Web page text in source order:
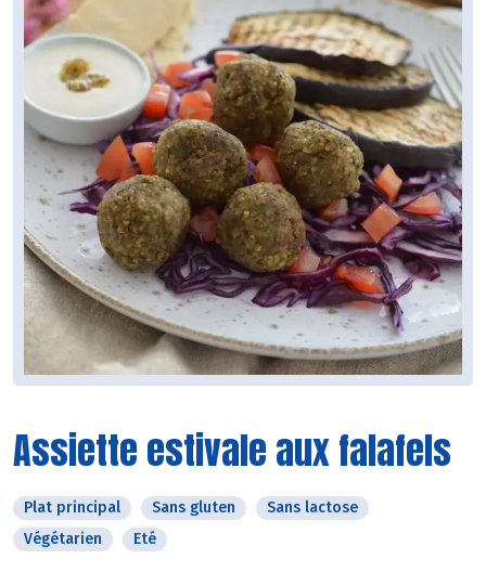
Assiette estivale aux falafels
Plat principal Sans gluten
Sans lactose
Végétarien
Eté